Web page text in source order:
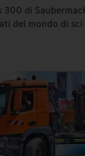
300 di
del mondo di sci